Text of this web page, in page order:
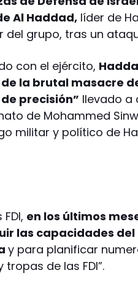
Al Haddad, líder de
del grupo, tras un
con el ejército,
la brutal masacre
precisión” llevado a
de Mohammed
militar y político de
en los últimos
las capacidades
y para planificar
tropas de las FDI”.